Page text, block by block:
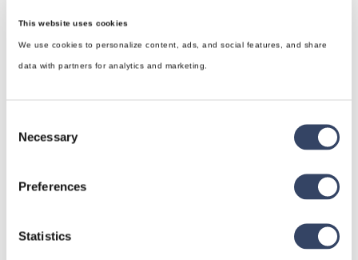
This website uses cookies
We use cookies to personalize content, ads, and social features, and share
data with partners for analytics and marketing.
Selection
Necessary
Preferences
Statistics
hsbDesign für Revit®